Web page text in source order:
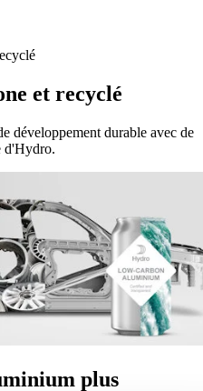
et recyclé
développement durable avec de
d'Hydro.
plus